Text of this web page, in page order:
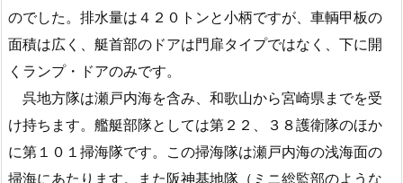
のでした。排水量は４２０トンと小柄ですが、車輌甲板の
面積は広く、艇首部のドアは門扉タイプではなく、下に開
くランプ・ドアのみです。
呉地方隊は瀬戸内海を含み、和歌山から宮崎県までを受
け持ちます。艦艇部隊としては第２２、３８護衛隊のほか
に第１０１掃海隊です。この掃海隊は瀬戸内海の浅海面の
掃海にあたります。また阪神基地隊（ミニ総監部のような